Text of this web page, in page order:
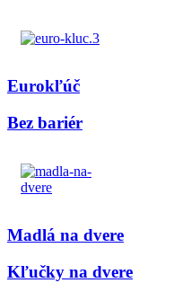
Eurokľúč
Bez bariér
Madlá na dvere
Kľučky na dvere